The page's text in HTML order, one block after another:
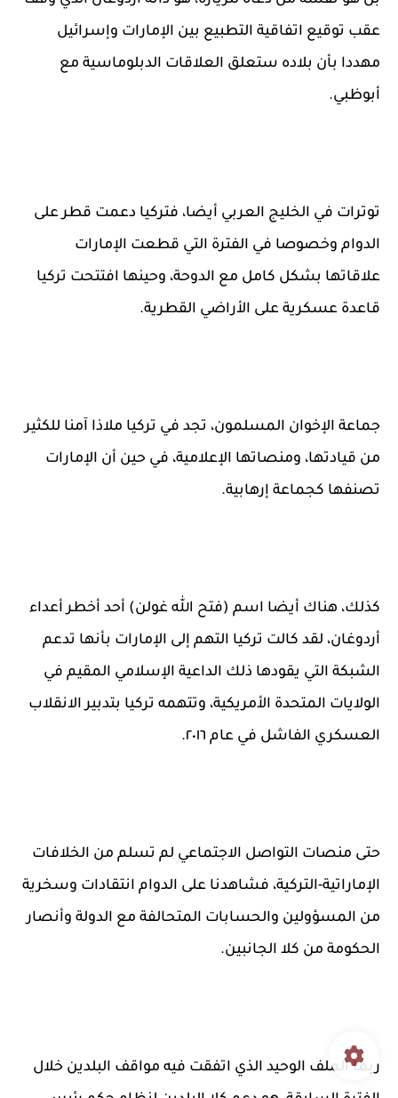
عقب توقيع اتفاقية التطبيع بين الإمارات وإسرائيل
مهددا بأن بلاده ستعلق العلاقات الدبلوماسية مع
أبوظبي.
توترات في الخليج العربي أيضا، فتركيا دعمت قطر على
الدوام وخصوصا في الفترة التي قطعت الإمارات
علاقاتها بشكل كامل مع الدوحة، وحينها افتتحت تركيا
قاعدة عسكرية على الأراضي القطرية.
جماعة الإخوان المسلمون، تجد في تركيا ملاذا آمنا للكثير
من قيادتها، ومنصاتها الإعلامية، في حين أن الإمارات
تصنفها كجماعة إرهابية.
كذلك، هناك أيضا اسم (فتح ﷲ غولن) أحد أخطر أعداء
أردوغان، لقد كالت تركيا التهم إلى الإمارات بأنها تدعم
الشبكة التي يقودها ذلك الداعية الإسلامي المقيم في
الولايات المتحدة الأمريكية، وتتهمه تركيا بتدبير الانقلاب
العسكري الفاشل في عام ٢٠١٦.
حتى منصات التواصل الاجتماعي لم تسلم من الخلافات
الإماراتية-التركية، فشاهدنا على الدوام انتقادات وسخرية
من المسؤولين والحسابات المتحالفة مع الدولة وأنصار
الحكومة من كلا الجانبين.
ربما الملف الوحيد الذي اتفقت فيه مواقف البلدين خلال